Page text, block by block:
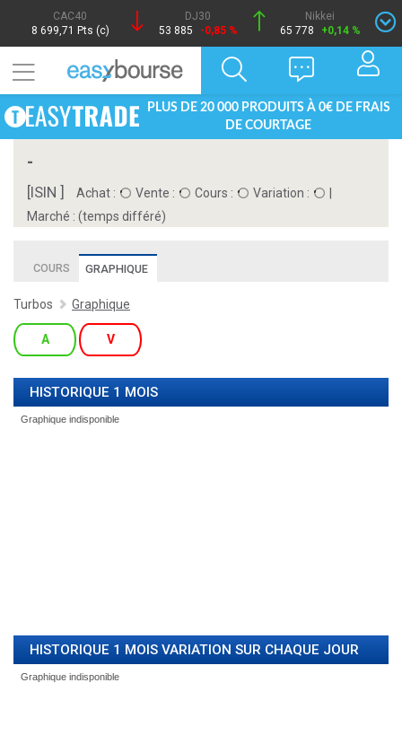
CAC40
8 699,71 Pts (c)
DJ30
53 885
-0,85 %
Nikkei
65 778
+0,14 %
PLUS DE 20 000 PRODUITS À 0€ DE FRAIS
DE COURTAGE
-
[ISIN ] Achat : Vente : Cours : Variation :
Marché : (temps différé)
COURS GRAPHIQUE
Turbos Graphique
A V
HISTORIQUE 1 MOIS
HISTORIQUE 1 MOIS VARIATION SUR CHAQUE JOUR